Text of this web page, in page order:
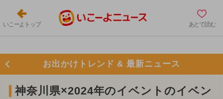
いこーよトップ あとで読む
お出かけトレンド & 最新ニュース
神奈川県×2024年のイベントのイベン